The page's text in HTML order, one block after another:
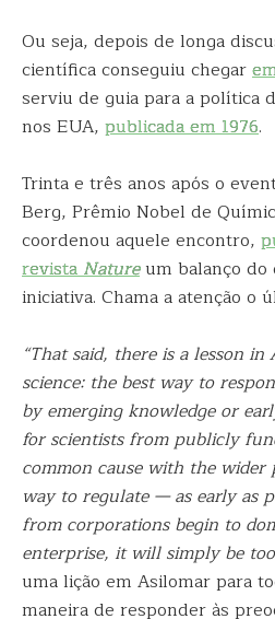
Ou seja, depois de longa
científica conseguiu chegar
serviu de guia para a política
nos EUA, publicada em 1976.
Trinta e três anos após o
Berg, Prêmio Nobel de
coordenou aquele encontro,
revistaNatureum balanço do
iniciativa. Chama a atenção o
“That said, there is a lesson
science: the best way to
by emerging knowledge or
for scientists from publicly
common cause with the
way to regulate — as early as
from corporations begin to
enterprise, it will simply be
uma lição em Asilomar para
maneira de responder às